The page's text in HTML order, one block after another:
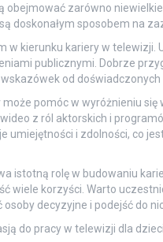
obejmować zarówno
doskonałym sposobem na
kierunku kariery w telewizji.
publicznymi. Dobrze
od
pomóc w wyróżnieniu się
z ról aktorskich i
umiejętności i zdolności, co
istotną rolę w budowaniu
wiele korzyści. Warto
decyzyjne i podejść do
do pracy w telewizji dla